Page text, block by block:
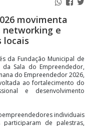
movimenta
networking e
locais
da Fundação Municipal de
Sala do Empreendedor,
do Empreendedor 2026,
ao fortalecimento do
e desenvolvimento
individuais
de palestras,